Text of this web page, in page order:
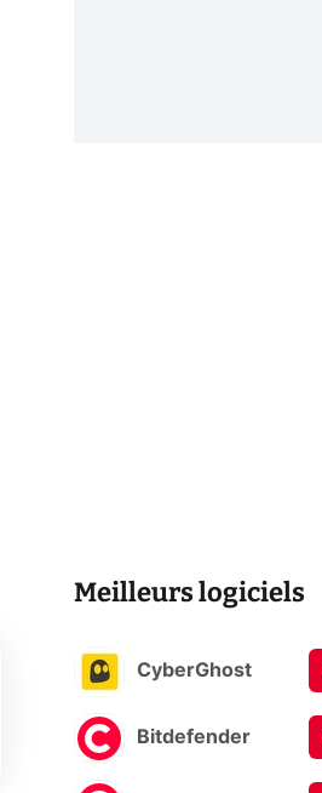
Meilleurs logiciels
CyberGhost
Bitdefender